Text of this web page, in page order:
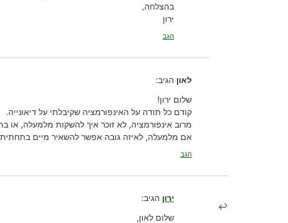
בהצלחה,
ירון
הגב
לאון הגיב:
שלום ירון!
קודם כל תודה על האינפורמציה שקיבלתי על דיאונייה.
מרוב אינפורמציה, לא זוכר איך להשקות מלמעלה, או
אם מלמעלה, לאיזה גובה אפשר להשאיר מיים
הגב
ירון הגיב:
שלום לאון,